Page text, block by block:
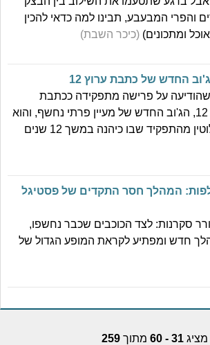
והפרי המבעבע, תבינו למה כדאי להכין
ומתכונים) (כיכר השבת)
החדש של כתבת ערוץ 12
על פרישה מתפקידה ככתבת
הצרכנות של חדשות 12, הג'וב החדש של מעיין פרתי נחשף, והוא
מהתפקיד שבו כיהנה במשך 12 שנים
המהלך חסר התקדים של פסטיגל
סקרנות: לצד הכוכבים שכבר נחשפו,
חדש ומפתיע לקראת המופע הגדול של
מציג 31 - 60 מתוך 259